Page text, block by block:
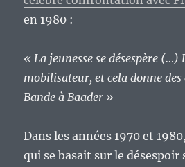
en 1980 :
« La jeunesse se désespère (…)
mobilisateur, et cela donne des
Bande à Baader »
Dans les années 1970 et
qui se basait sur le désespoir